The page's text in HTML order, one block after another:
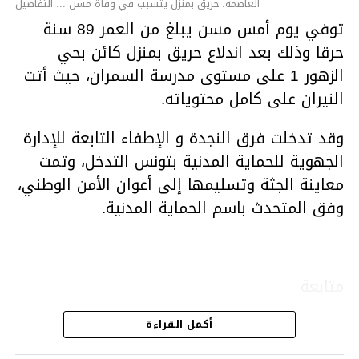
العاصمة: حريق بمنزل يتسبب في وفاة مسن ... التفاصيل
توفي يوم أمس مسن يبلغ من العمر 89 سنة
حرقا وذلك بعد اندلاع حريق بمنزل كائن بحي
الزهور 1 على مستوى مدرسة السمران، حيث أتت
النيران على كامل محتوياته.
وقد تدخلت فرق النجدة و الإطفاء التابعة للإدارة
الجهوية للحماية المدنية بتونس التدخل، وتمت
معاينة الجثة وتسليمها إلى أعوان الأمن الوطني،
وفق المتحدث باسم الحماية المدنية.
أكمل القراءة